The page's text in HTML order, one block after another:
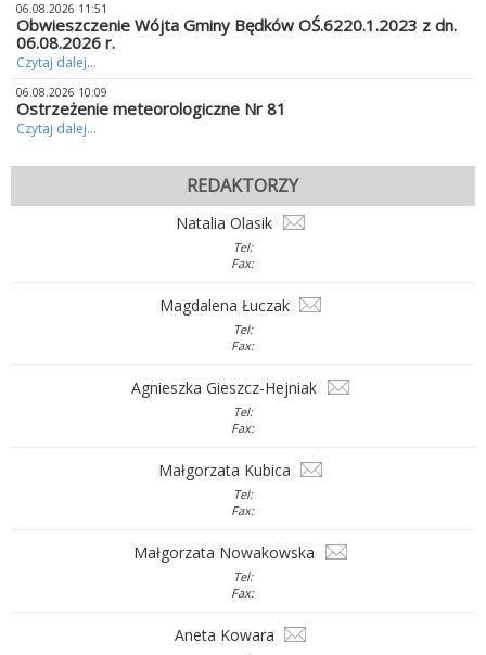
06.08.2026 11:51
Obwieszczenie Wójta Gminy Będków OŚ.6220.1.2023 z dn.
06.08.2026 r.
Czytaj dalej...
06.08.2026 10:09
Ostrzeżenie meteorologiczne Nr 81
Czytaj dalej...
REDAKTORZY
Natalia Olasik
Tel:
Fax:
Magdalena Łuczak
Tel:
Fax:
Agnieszka Gieszcz-Hejniak
Tel:
Fax:
Małgorzata Kubica
Tel:
Fax:
Małgorzata Nowakowska
Tel:
Fax:
Aneta Kowara